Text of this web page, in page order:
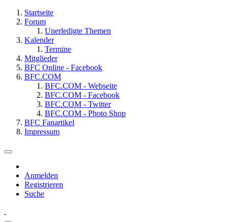
Startseite
Forum
Unerledigte Themen
Kalender
Termine
Mitglieder
BFC Online - Facebook
BFC.COM
BFC.COM - Webseite
BFC.COM - Facebook
BFC.COM - Twitter
BFC.COM - Photo Shop
BFC Fanartikel
Impressum
Anmelden
Registrieren
Suche